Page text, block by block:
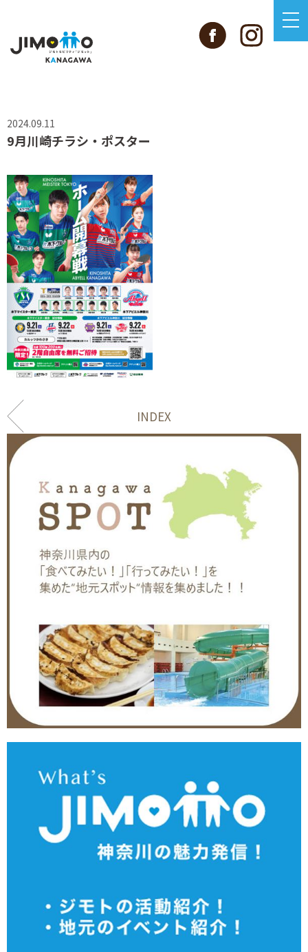
2024.09.11
9月川崎チラシ・ポスター
INDEX